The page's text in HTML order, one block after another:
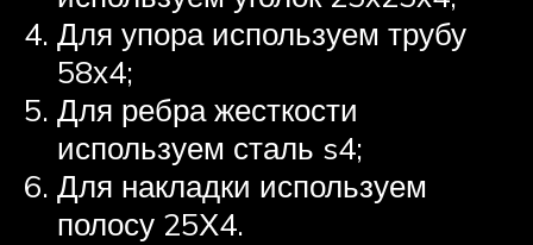
Для упора используем трубу
58х4;
Для ребра жесткости
используем сталь s4;
Для накладки используем
полосу 25Х4.